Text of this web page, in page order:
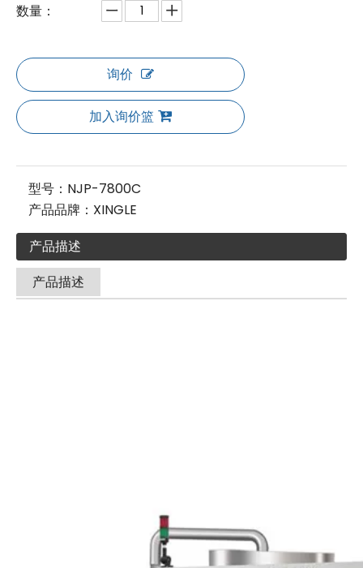
数量：
询价
加入询价篮
型号： NJP-7800C
产品品牌： XINGLE
产品描述
产品描述